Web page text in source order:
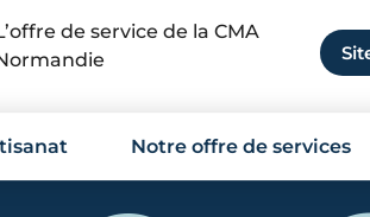
de service de la CMA
Notre offre de services